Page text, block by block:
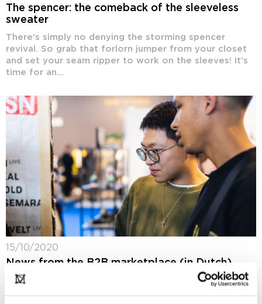
The spencer: the comeback of the sleeveless
sweater
There’s simply no denying the storming spencer
revival. So grab that forlorn jumper from your closet
and set your seam ripper to work on the sleeves! It’s
time for an...
15/10/2020
News from the B2B marketplace (in Dutch)
Op ons B2B platform blijf je 365 dagen per jaar op de